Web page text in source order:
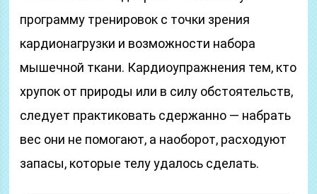
программу тренировок с точки зрения
кардионагрузки и возможности набора
мышечной ткани. Кардиоупражнения тем, кто
хрупок от природы или в силу обстоятельств,
следует практиковать сдержанно — набрать
вес они не помогают, а наоборот, расходуют
запасы, которые телу удалось сделать.